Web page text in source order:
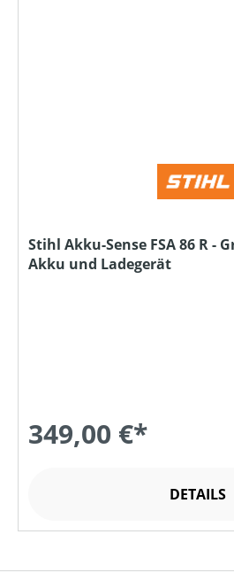
Stihl Akku-Sense FSA 86 R -
Akku und Ladegerät
349,00 €*
DETAILS